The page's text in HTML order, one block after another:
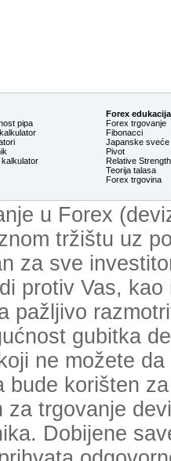
pipa
kalkulator
Forex edukacija
Forex trgovanje
Fibonacci
Japanske sveće
Pivot
Relative
Teorija talasa
Forex trgovina
u Forex
tržištu uz
za sve
protiv Vas,
pažljivo
gubitka
ne možete
bude korišten
za trgovanje
Dobijene